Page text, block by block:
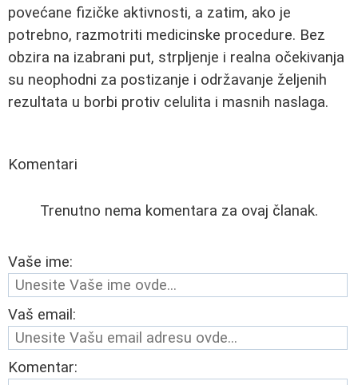
povećane fizičke aktivnosti, a zatim, ako je
potrebno, razmotriti medicinske procedure. Bez
obzira na izabrani put, strpljenje i realna očekivanja
su neophodni za postizanje i održavanje željenih
rezultata u borbi protiv celulita i masnih naslaga.
Komentari
Trenutno nema komentara za ovaj članak.
Vaše ime:
Vaš email:
Komentar: